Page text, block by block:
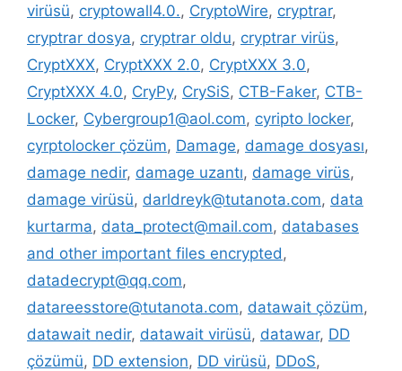
virüsü, cryptowall4.0., CryptoWire, cryptrar,
cryptrar dosya, cryptrar oldu, cryptrar virüs,
CryptXXX, CryptXXX 2.0, CryptXXX 3.0,
CryptXXX 4.0, CryPy, CrySiS, CTB-Faker, CTB-
Locker, Cybergroup1@aol.com, cyripto locker,
cyrptolocker çözüm, Damage, damage dosyası,
damage nedir, damage uzantı, damage virüs,
damage virüsü, darldreyk@tutanota.com, data
kurtarma, data_protect@mail.com, databases
and other important files encrypted,
datadecrypt@qq.com,
datareesstore@tutanota.com, datawait çözüm,
datawait nedir, datawait virüsü, datawar, DD
çözümü, DD extension, DD virüsü, DDoS,